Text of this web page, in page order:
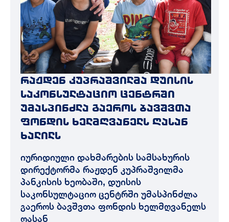
რაჟდენ კუპრაშვილმა დუისის
საკონსულტაციო ცენტრში
უმასპინძლა გაეროს ბავშვთა
ფონდის ხელმღვანელს ღასან
ხალილს
იურიდიული დახმარების სამსახურის
დირექტორმა რაჟდენ კუპრაშვილმა
პანკისის ხეობაში, დუისის
საკონსულტაციო ცენტრში უმასპინძლა
გაეროს ბავშვთა ფონდის ხელმღვანელს
ღასან